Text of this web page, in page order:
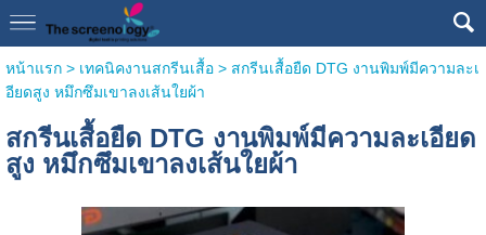
หน้าแรก > เทคนิคงานสกรีนเสื้อ> สกรีนเสื้อยืด DTG งานพิมพ์มีความละเ
อียดสูง หมึกซึมเขาลงเส้นใยผ้า
สกรีนเสื้อยืด DTG งานพิมพ์มีความละเอียด
สูง หมึกซึมเขาลงเส้นใยผ้า